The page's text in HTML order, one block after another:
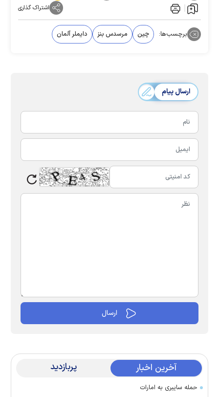
اشتراک گذاری
برچسب‌ها: چین مرسدس بنز دایملر آلمان
ارسال پیام
آخرین اخبار پربازدید
حمله سایبری به امارات